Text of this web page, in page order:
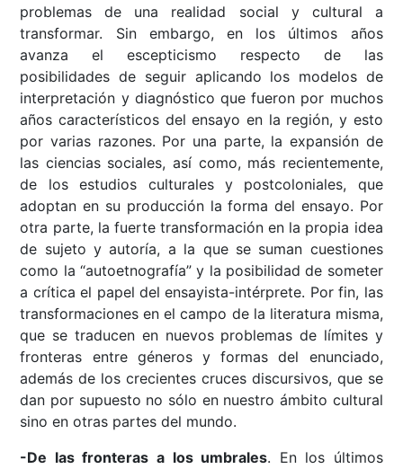
problemas de una realidad social y cultural a
transformar. Sin embargo, en los últimos años
avanza el escepticismo respecto de las
posibilidades de seguir aplicando los modelos de
interpretación y diagnóstico que fueron por muchos
años característicos del ensayo en la región, y esto
por varias razones. Por una parte, la expansión de
las ciencias sociales, así como, más recientemente,
de los estudios culturales y postcoloniales, que
adoptan en su producción la forma del ensayo. Por
otra parte, la fuerte transformación en la propia idea
de sujeto y autoría, a la que se suman cuestiones
como la “autoetnografía” y la posibilidad de someter
a crítica el papel del ensayista-intérprete. Por fin, las
transformaciones en el campo de la literatura misma,
que se traducen en nuevos problemas de límites y
fronteras entre géneros y formas del enunciado,
además de los crecientes cruces discursivos, que se
dan por supuesto no sólo en nuestro ámbito cultural
sino en otras partes del mundo.
-De las fronteras a los umbrales. En los últimos